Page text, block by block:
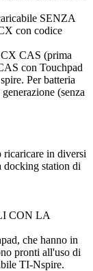
SENZA
con codice
CAS (prima
con Touchpad
Per batteria
(senza
ricaricare in diversi
docking station di
CON LA
che hanno in
pronti all'uso di
TI-Nspire.